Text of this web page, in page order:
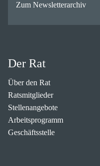
Zum Newsletterarchiv
Der Rat
Über den Rat
Ratsmitglieder
Stellenangebote
Arbeitsprogramm
Geschäftsstelle